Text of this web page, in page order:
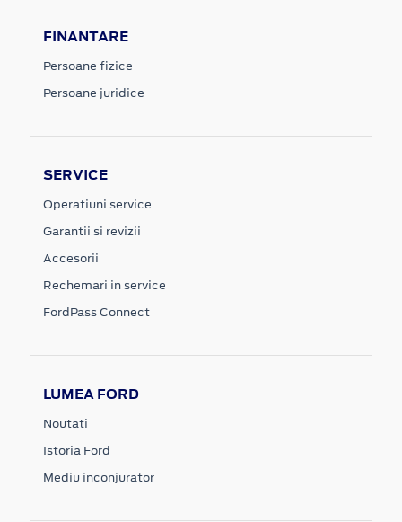
FINANTARE
Persoane fizice
Persoane juridice
SERVICE
Operatiuni service
Garantii si revizii
Accesorii
Rechemari in service
FordPass Connect
LUMEA FORD
Noutati
Istoria Ford
Mediu inconjurator